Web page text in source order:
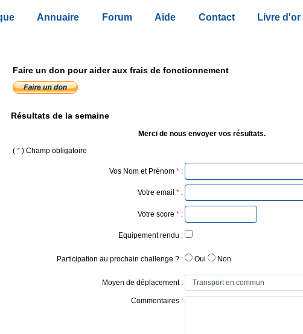
Annuaire Forum Aide Contact Livre d'or
Faire un don pour aider aux frais de fonctionnement
Résultats de la semaine
Merci de nous envoyer vos résultats.
( * ) Champ obligatoire
Vos Nom et Prénom* :
Votre email* :
Votre score* :
Equipement rendu :
Participation au prochain challenge ? : Oui Non
Moyen de déplacement :
Commentaires :